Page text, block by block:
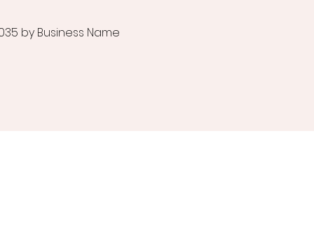
by Business Name